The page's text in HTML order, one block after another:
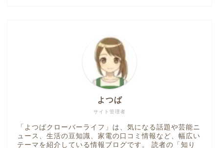
サイト管理者
よつば
「よつばクローバーライフ」は、気になる話題や芸能ニ
ュース、生活の豆知識、家電の口コミ情報など、幅広い
テーマを紹介している情報ブログです。 読者の「知り